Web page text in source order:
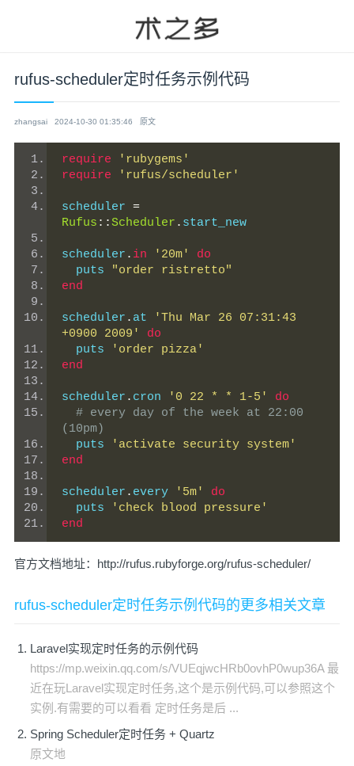
rufus-scheduler定时任务示例代码
zhangsai 2024-10-30 01:35:46 原文
require
'rubygems'
require
'rufus/scheduler'
scheduler =
Rufus ::Scheduler . start_new
scheduler . in '20m'
do
  puts
"order ristretto"
end
scheduler . at
'Thu Mar 26 07:31:43
+0900 2009'
do
  puts
'order pizza'
end
scheduler . cron '0 22 * * 1-5'
do
# every day of the week at 22:00
(10pm)
  puts
'activate security system'
end
scheduler . every '5m'
do
  puts
'check blood pressure'
end
官方文档地址： http://rufus.rubyforge.org/rufus-scheduler/
rufus-scheduler定时任务示例代码的更多相关文章
Laravel实现定时任务的示例代码
https://mp.weixin.qq.com/s/VUEqjwcHRb0ovhP0wup36A 最
近在玩Laravel实现定时任务,这个是示例代码,可以参照这个
实例.有需要的可以看看 定时任务是后 ...
Spring Scheduler定时任务 + Quartz
原文地